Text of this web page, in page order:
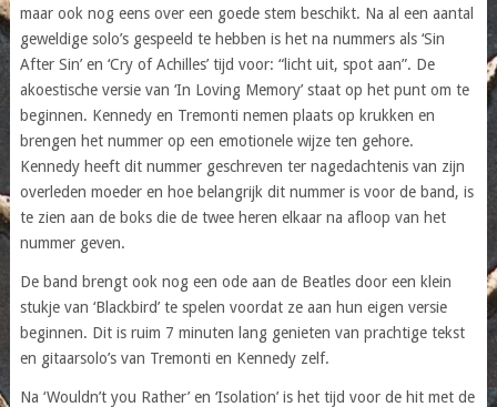
maar ook nog eens over een goede stem beschikt. Na al een aantal
geweldige solo’s gespeeld te hebben is het na nummers als ‘Sin
After Sin’ en ‘Cry of Achilles’ tijd voor: “licht uit, spot aan”. De
akoestische versie van ‘In Loving Memory’ staat op het punt om te
beginnen. Kennedy en Tremonti nemen plaats op krukken en
brengen het nummer op een emotionele wijze ten gehore.
Kennedy heeft dit nummer geschreven ter nagedachtenis van zijn
overleden moeder en hoe belangrijk dit nummer is voor de band, is
te zien aan de boks die de twee heren elkaar na afloop van het
nummer geven.
De band brengt ook nog een ode aan de Beatles door een klein
stukje van ‘Blackbird’ te spelen voordat ze aan hun eigen versie
beginnen. Dit is ruim 7 minuten lang genieten van prachtige tekst
en gitaarsolo’s van Tremonti en Kennedy zelf.
Na ‘Wouldn’t you Rather’ en ‘Isolation’ is het tijd voor de hit met de